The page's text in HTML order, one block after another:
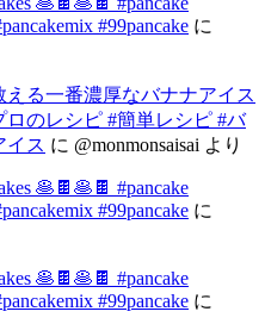
#99pancake に
る一番濃厚なバナナアイス
のレシピ #簡単レシピ #バ
イス に @monmonsaisai より
🥞🍫🥞🍫 #pancake
#99pancake に
🥞🍫🥞🍫 #pancake
#99pancake に